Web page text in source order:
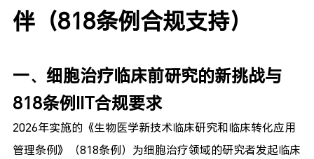
伴（818条例合规支持）
一、细胞治疗临床前研究的新挑战与
818条例IIT合规要求
2026年实施的《生物医学新技术临床研究和临床转化应用
管理条例》（818条例）为细胞治疗领域的研究者发起临床